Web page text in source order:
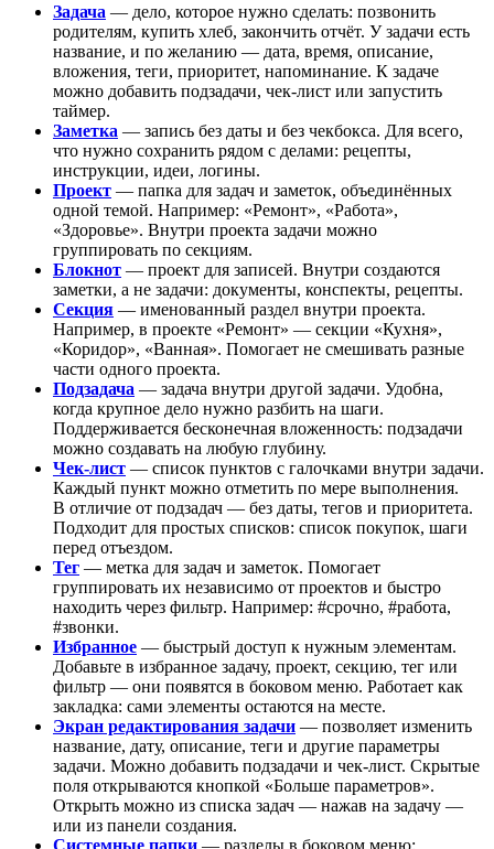
Задача — дело, которое нужно сделать: позвонить
родителям, купить хлеб, закончить отчёт. У задачи есть
название, и по желанию — дата, время, описание,
вложения, теги, приоритет, напоминание. К задаче
можно добавить подзадачи, чек-лист или запустить
таймер.
Заметка — запись без даты и без чекбокса. Для всего,
что нужно сохранить рядом с делами: рецепты,
инструкции, идеи, логины.
Проект — папка для задач и заметок, объединённых
одной темой. Например: «Ремонт», «Работа»,
«Здоровье». Внутри проекта задачи можно
группировать по секциям.
Блокнот — проект для записей. Внутри создаются
заметки, а не задачи: документы, конспекты, рецепты.
Секция — именованный раздел внутри проекта.
Например, в проекте «Ремонт» — секции «Кухня»,
«Коридор», «Ванная». Помогает не смешивать разные
части одного проекта.
Подзадача — задача внутри другой задачи. Удобна,
когда крупное дело нужно разбить на шаги.
Поддерживается бесконечная вложенность: подзадачи
можно создавать на любую глубину.
Чек-лист — список пунктов с галочками внутри задачи.
Каждый пункт можно отметить по мере выполнения.
В отличие от подзадач — без даты, тегов и приоритета.
Подходит для простых списков: список покупок, шаги
перед отъездом.
Тег — метка для задач и заметок. Помогает
группировать их независимо от проектов и быстро
находить через фильтр. Например: #срочно, #работа,
#звонки.
Избранное — быстрый доступ к нужным элементам.
Добавьте в избранное задачу, проект, секцию, тег или
фильтр — они появятся в боковом меню. Работает как
закладка: сами элементы остаются на месте.
Экран редактирования задачи — позволяет изменить
название, дату, описание, теги и другие параметры
задачи. Можно добавить подзадачи и чек-лист. Скрытые
поля открываются кнопкой «Больше параметров».
Открыть можно из списка задач — нажав на задачу —
или из панели создания.
Системные папки — разделы в боковом меню: